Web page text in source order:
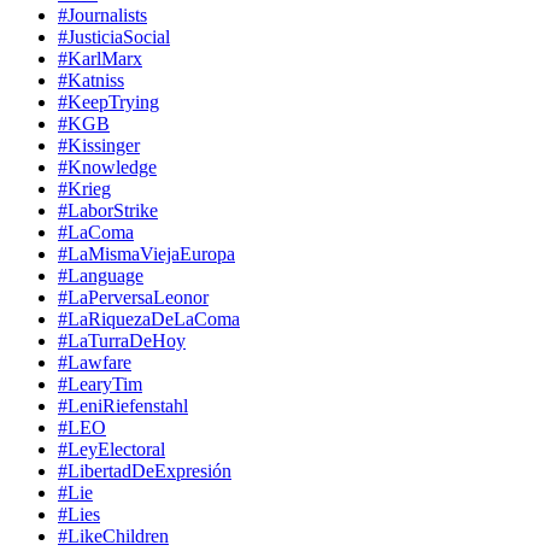
#Journalists
#JusticiaSocial
#KarlMarx
#Katniss
#KeepTrying
#KGB
#Kissinger
#Knowledge
#Krieg
#LaborStrike
#LaComa
#LaMismaViejaEuropa
#Language
#LaPerversaLeonor
#LaRiquezaDeLaComa
#LaTurraDeHoy
#Lawfare
#LearyTim
#LeniRiefenstahl
#LEO
#LeyElectoral
#LibertadDeExpresión
#Lie
#Lies
#LikeChildren